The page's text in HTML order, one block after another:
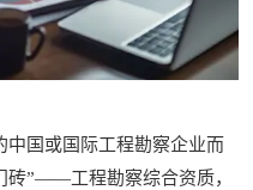
国或国际工程勘察企业而
砖”——工程勘察综合资质，